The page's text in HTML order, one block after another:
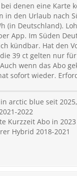
denen eine Karte
in den Urlaub nach
(in Deutschland).
App. Im Süden
kündbar. Hat den
39 ct gelten nur für
wenn das Abo
sofort wieder.
arctic blue seit
2022
Kurzzeit Abo in 2023
Hybrid 2018-2021